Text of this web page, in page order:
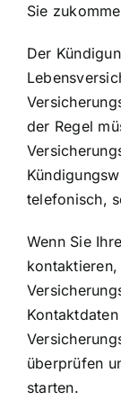
Sie
Der
der Regel
telefonisch,
Wenn Sie
überprüfen
starten.